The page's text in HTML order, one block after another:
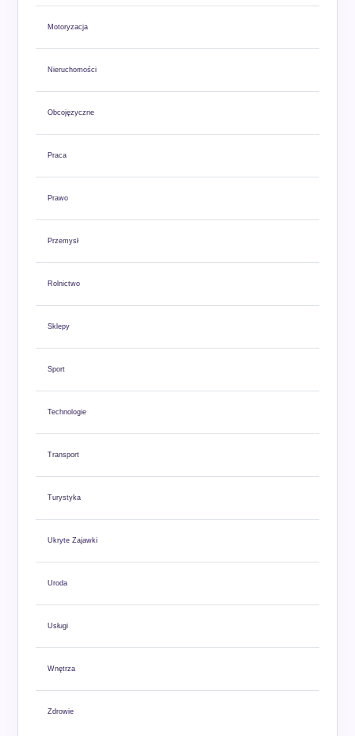
Motoryzacja
Nieruchomości
Obcojęzyczne
Praca
Prawo
Przemysł
Rolnictwo
Sklepy
Sport
Technologie
Transport
Turystyka
Ukryte Zajawki
Uroda
Usługi
Wnętrza
Zdrowie